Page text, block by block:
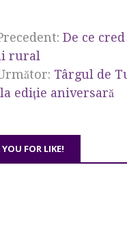
De ce
rural
Târgul de
ediție aniversară
FOR LIKE!